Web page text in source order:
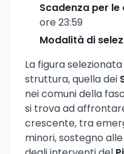
Scadenza per
ore 23:59
Modalità di
La figura
struttura, quella dei
nei comuni della
si trova ad
crescente, tra
minori, sostegno